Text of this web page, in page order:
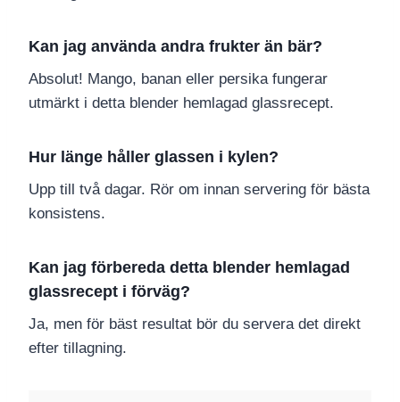
Kan jag använda andra frukter än bär?
Absolut! Mango, banan eller persika fungerar
utmärkt i detta blender hemlagad glassrecept.
Hur länge håller glassen i kylen?
Upp till två dagar. Rör om innan servering för bästa
konsistens.
Kan jag förbereda detta blender hemlagad
glassrecept i förväg?
Ja, men för bäst resultat bör du servera det direkt
efter tillagning.